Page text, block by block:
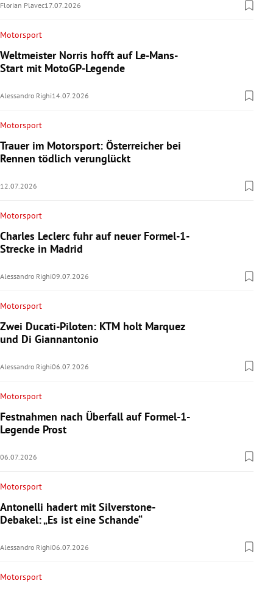
Florian Plavec17.07.2026
Motorsport
Weltmeister Norris hofft auf Le-Mans-
Start mit MotoGP-Legende
Alessandro Righi14.07.2026
Motorsport
Trauer im Motorsport: Österreicher bei
Rennen tödlich verunglückt
12.07.2026
Motorsport
Charles Leclerc fuhr auf neuer Formel-1-
Strecke in Madrid
Alessandro Righi09.07.2026
Motorsport
Zwei Ducati-Piloten: KTM holt Marquez
und Di Giannantonio
Alessandro Righi06.07.2026
Motorsport
Festnahmen nach Überfall auf Formel-1-
Legende Prost
06.07.2026
Motorsport
Antonelli hadert mit Silverstone-
Debakel: „Es ist eine Schande“
Alessandro Righi06.07.2026
Motorsport